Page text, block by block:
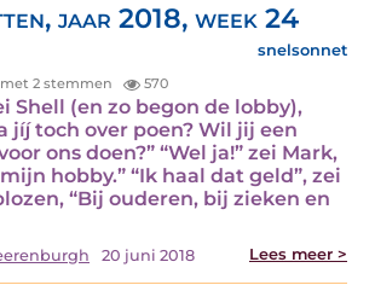
jaar 2018, week 24
snelsonnet
2 stemmen 570
Shell (en zo begon de lobby),
jíj toch over poen? Wil jij een
ons doen?” “Wel ja!” zei Mark,
hobby.” “Ik haal dat geld”, zei
“Bij ouderen, bij zieken en
20 juni 2018 Lees meer >